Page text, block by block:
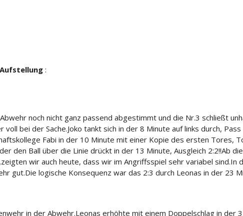
Aufstellung :
noch nicht ganz passend abgestimmt und die Nr.3 schließt
voll bei der Sache.Joko tankt sich in der 8 Minute auf links durch,
Fabi in der 10 Minute mit einer Kopie des ersten Tores,
den Ball über die Linie drückt in der 13 Minute, Ausgleich 2:2!!Ab
zeigten wir auch heute, dass wir im Angriffsspiel sehr variabel sind.In
gut.Die logische Konsequenz war das 2:3 durch Leonas in der 23
in der Abwehr.Leonas erhöhte mit einem Doppelschlag in der